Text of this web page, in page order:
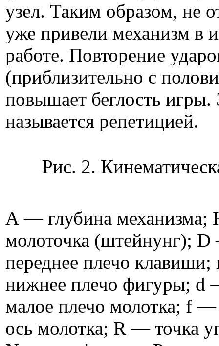
узел. Таким образом, не
уже привели механизм в
работе. Повторение
(приблизительно с
повышает беглость игры.
называется репетицией.
Рис. 2.
А — глубина
молоточка (штейнунг);
переднее плечо
нижнее плечо фигуры; d
малое плечо молотка; f
ось молотка; R — точка